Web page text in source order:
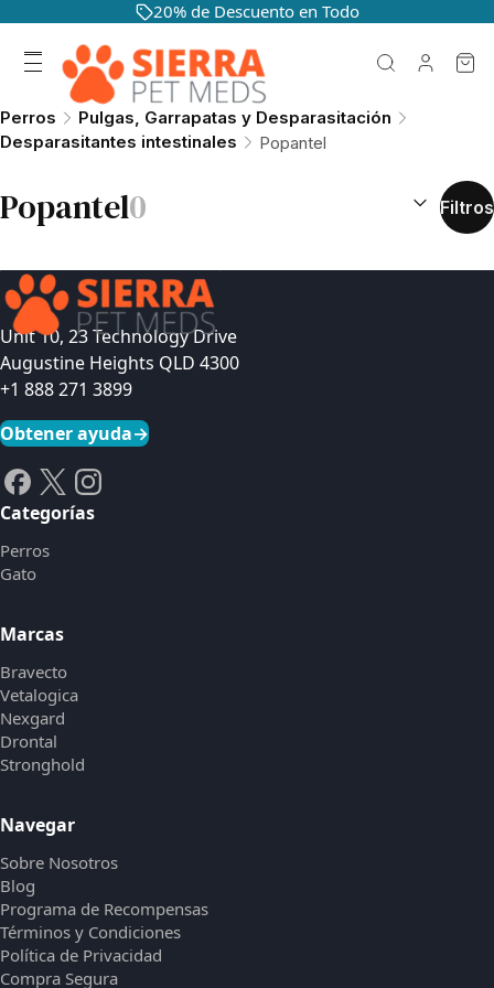
20% de Descuento en Todo
Perros
Pulgas, Garrapatas y Desparasitación
Desparasitantes intestinales
Popantel
Popantel0 Filtros
Unit 10, 23 Technology Drive
Augustine Heights QLD 4300
+1 888 271 3899
Obtener ayuda→
Categorías
Perros
Gato
Marcas
Bravecto
Vetalogica
Nexgard
Drontal
Stronghold
Navegar
Sobre Nosotros
Blog
Programa de Recompensas
Términos y Condiciones
Política de Privacidad
Compra Segura